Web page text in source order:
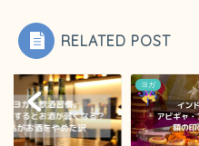
RELATED POST
ヨガ